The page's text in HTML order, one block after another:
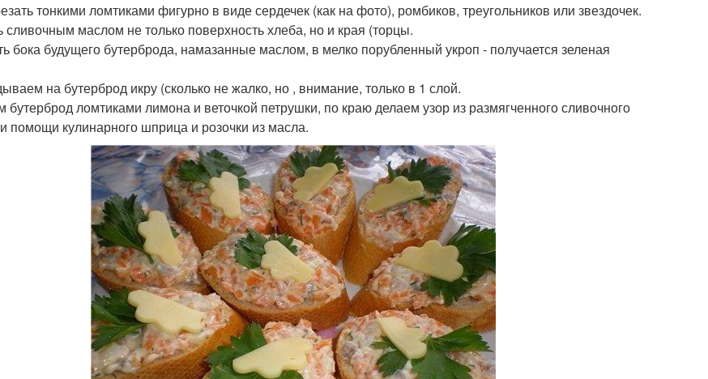
тонкими ломтиками фигурно в виде сердечек (как на фото), ромбиков, треугольников или звездочек.
сливочным маслом не только поверхность хлеба, но и края (торцы.
бока будущего бутерброда, намазанные маслом, в мелко порубленный укроп - получается зеленая
на бутерброд икру (сколько не жалко, но , внимание, только в 1 слой.
бутерброд ломтиками лимона и веточкой петрушки, по краю делаем узор из размягченного сливочного
помощи кулинарного шприца и розочки из масла.